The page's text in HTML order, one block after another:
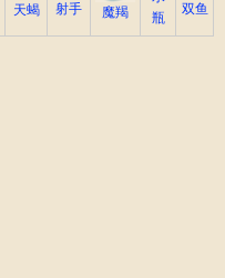
天蝎 射手 魔羯
瓶
双鱼